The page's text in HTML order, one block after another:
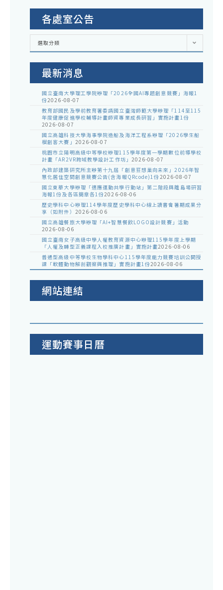
各處室公告
各
室
選取分類
最新消息
國立臺南大學理工學院辦理「2026全國AI專題創意競賽」海報1
份2026-08-07
教育部國民及學前教育署委請國立臺灣師範大學辦理「114至115
年度健康促進學校輔導計畫師資專業成長研習」實施計畫1份
2026-08-07
國立高雄科技大學海事學院造船及海洋工程系辦理「2026學生船
模創客大賽」 2026-08-07
桃園市立陽明高級中等學校辦理115學年度第一學期數位前導學校
計畫「AR2VR跨域教學設計工作坊」 2026-08-07
內政部建築研究所主辦第十九屆「創意狂想巢向未來」2026年智
慧化居住空間創意競賽公告(含海報QRcode)1份2026-08-07
國立東華大學辦理「適應運動共學行動站」第二階段與離島場研習
海報1份及各區簡章各1份2026-08-06
歷史學科中心辦理114學年度歷史學科中心線上讀書會暑期成果分
享（如附件） 2026-08-06
國立高雄餐旅大學辦理「AI+智慧餐飲LOGO設計競賽」活動
2026-08-06
國立臺南女子高級中學人權教育資源中心辦理115學年度上學期
「人權及轉型正義課程入校推廣計畫」實施計畫2026-08-06
普通型高級中等學校生物學科中心115學年度能力競賽培訓公開授
課「軟體動物解剖觀察與推理」實施計畫1份2026-08-06
網站連結
運動賽事日曆